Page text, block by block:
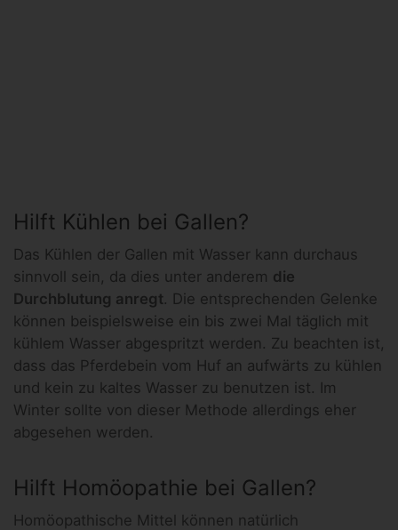
Hilft Kühlen bei Gallen?
Das Kühlen der Gallen mit Wasser kann durchaus
sinnvoll sein, da dies unter anderem die
Durchblutung anregt. Die entsprechenden Gelenke
können beispielsweise ein bis zwei Mal täglich mit
kühlem Wasser abgespritzt werden. Zu beachten ist,
dass das Pferdebein vom Huf an aufwärts zu kühlen
und kein zu kaltes Wasser zu benutzen ist. Im
Winter sollte von dieser Methode allerdings eher
abgesehen werden.
Hilft Homöopathie bei Gallen?
Homöopathische Mittel können natürlich